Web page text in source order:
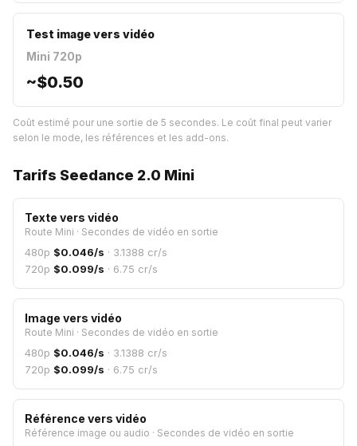
Test image vers vidéo
Mini 720p
~$0.50
Coût estimé pour une sortie de 5 secondes. Le coût final peut varier
selon le mode, les références et les add-ons.
Tarifs Seedance 2.0 Mini
Texte vers vidéo
Route Mini · Secondes de vidéo en sortie
480p $0.046/s · 3.1388 cr/s
720p $0.099/s · 6.75 cr/s
Image vers vidéo
Route Mini · Secondes de vidéo en sortie
480p $0.046/s · 3.1388 cr/s
720p $0.099/s · 6.75 cr/s
Référence vers vidéo
Référence image ou audio · Secondes de vidéo en sortie